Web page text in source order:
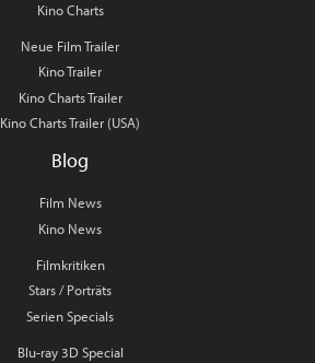
Kino Charts
Neue Film Trailer
Kino Trailer
Kino Charts Trailer
Kino Charts Trailer (USA)
Blog
Film News
Kino News
Filmkritiken
Stars / Porträts
Serien Specials
Blu-ray 3D Special